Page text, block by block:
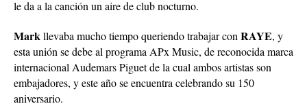
le da a la canción un aire de club nocturno.
Markllevaba mucho tiempo queriendo trabajar con RAYE, y
esta unión se debe al programa APx Music, de reconocida marca
internacional Audemars Piguet de la cual ambos artistas son
embajadores, y este año se encuentra celebrando su 150
aniversario.